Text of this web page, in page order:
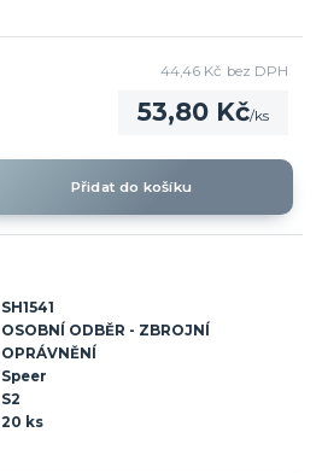
53,80 Kč/ks
44,46 Kč bez DPH
Přidat do košíku
SH1541
OSOBNÍ ODBĚR - ZBROJNÍ
OPRÁVNĚNÍ
Speer
S2
20 ks